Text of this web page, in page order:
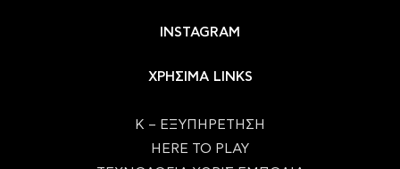
INSTAGRAM
ΧΡΗΣΙΜΑ LINKS
Κ – ΕΞΥΠΗΡΕΤΗΣΗ
HERE TO PLAY